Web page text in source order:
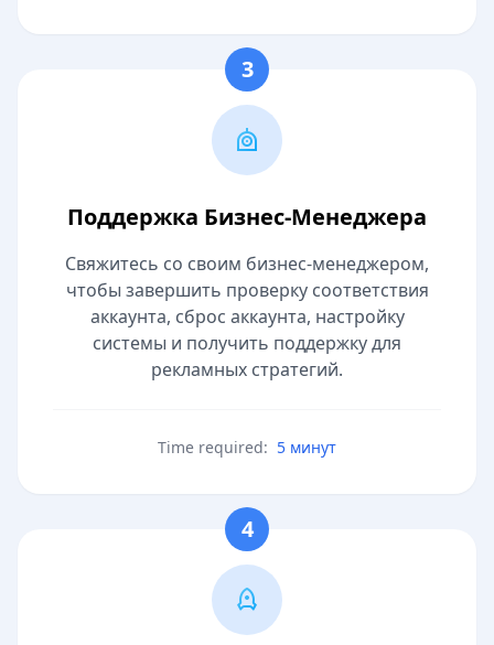
3
Поддержка Бизнес-Менеджера
Свяжитесь со своим бизнес-менеджером,
чтобы завершить проверку соответствия
аккаунта, сброс аккаунта, настройку
системы и получить поддержку для
рекламных стратегий.
Time required: 5 минут
4